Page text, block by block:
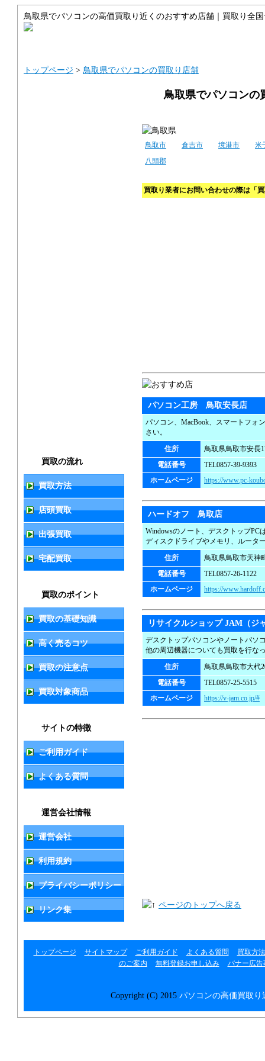
鳥取県でパソコンの高価買取り近くのおすすめ店舗｜買取り全
トップページ > 鳥取県でパソコンの買取り店舗
鳥取県でパソコンの
鳥取市 倉吉市 境港市
米
八頭郡
買取り業者にお問い合わせの際は「
パソコン工房 鳥取安長店
パソコン、MacBook、スマートフォ
さい。
住所
鳥取県鳥取市安長
電話番号
TEL0857-39-9393
ホームページ
https://www.pc-
ハードオフ 鳥取店
Windowsのノート、デスクトップPC
ディスクドライブやメモリ、ルータ
住所
鳥取県鳥取市天神
電話番号
TEL0857-26-1122
ホームページ
https://
リサイクルショップ JAM（
デスクトップパソコンやノートパソ
他の周辺機器についても買取を行な
住所
鳥取県鳥取市大杙
電話番号
TEL0857-25-5515
ホームページ
https://v-jam.co.jp/#
ページのトップへ戻る
買取の流れ
買取方法
店頭買取
出張買取
宅配買取
買取のポイント
買取の基礎知識
高く売るコツ
買取の注意点
買取対象商品
サイトの特徴
ご利用ガイド
よくある質問
運営会社情報
運営会社
利用規約
プライバシーポリシー
リンク集
トップページ サイトマップ ご利用ガイド よくある質問
買取方法
のご案内
無料登録お申し込み バナー広告
Copyright (C) 2015 パソコンの高価買取